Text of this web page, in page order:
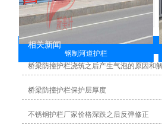
钢制河道护栏
相关新闻
桥梁防撞护栏浇筑之后产生气泡的原因和
桥梁防撞护栏保护层厚度
不锈钢护栏厂家价格深跌之后反弹修正